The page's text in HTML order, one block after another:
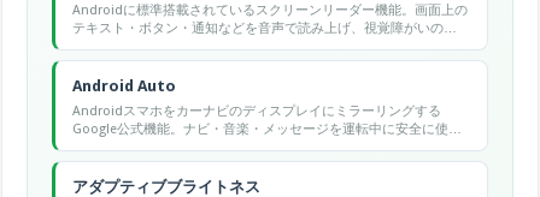
Androidに標準搭載されているスクリーンリーダー機能。画面上の
テキスト・ボタン・通知などを音声で読み上げ、視覚障がいのあ
るユーザーがタッチ操作なしでスマートフォンを使えるようにす
るアクセシビリティ機能。有効化すると操作方法がジェスチャー
ベースに変わる。
Android Auto
Androidスマホをカーナビのディスプレイにミラーリングする
Google公式機能。ナビ・音楽・メッセージを運転中に安全に使え
る。
アダプティブブライトネス